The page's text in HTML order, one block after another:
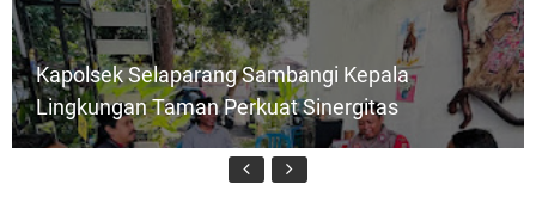
Kapolsek Selaparang Sambangi Kepala
Lingkungan Taman Perkuat Sinergitas